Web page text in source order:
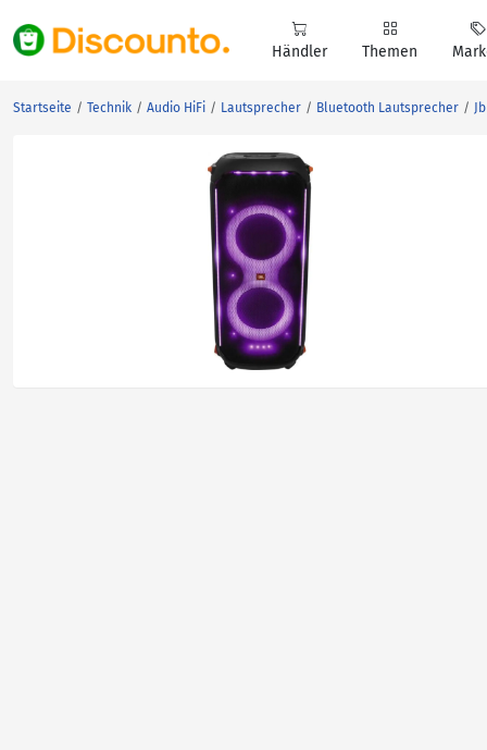
Händler Themen
Startseite Technik Audio HiFi Lautsprecher Bluetooth Lautsprecher